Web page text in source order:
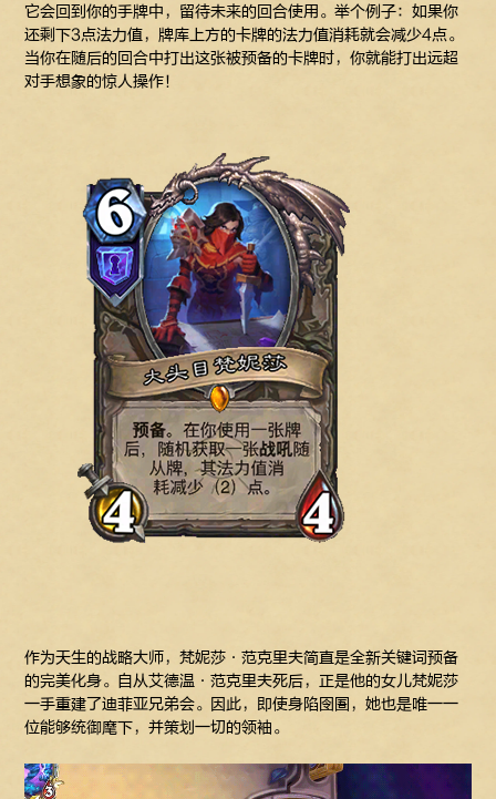
它会回到你的手牌中，留待未来的回合使用。举个例子：如果你
还剩下3点法力值，牌库上方的卡牌的法力值消耗就会减少4点。
当你在随后的回合中打出这张被预备的卡牌时，你就能打出远超
对手想象的惊人操作！
作为天生的战略大师，梵妮莎·范克里夫简直是全新关键词预备
的完美化身。自从艾德温·范克里夫死后，正是他的女儿梵妮莎
一手重建了迪菲亚兄弟会。因此，即使身陷囹圄，她也是唯一一
位能够统御麾下，并策划一切的领袖。